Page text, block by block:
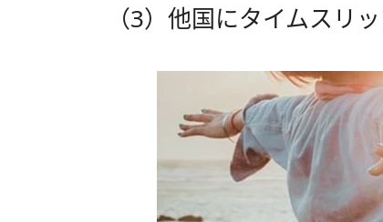
（3）他国にタイムスリ